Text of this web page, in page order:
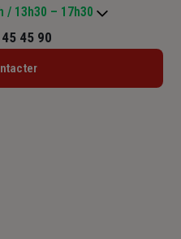
Ouvert 09h – 12h / 13h30 – 17h30
/ 13h30 – 17h30
45 90